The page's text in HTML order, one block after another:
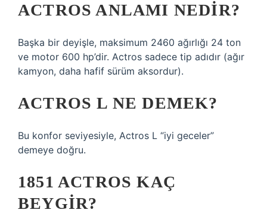
ACTROS ANLAMI NEDIR?
Başka bir deyişle, maksimum 2460 ağırlığı 24 ton
ve motor 600 hp’dir. Actros sadece tip adıdır (ağır
kamyon, daha hafif sürüm aksordur).
ACTROS L NE DEMEK?
Bu konfor seviyesiyle, Actros L “iyi geceler”
demeye doğru.
1851 ACTROS KAÇ
BEYGIR?